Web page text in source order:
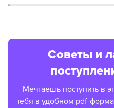
Советы и
Мечтаешь поступить в
тебя в удобном pdf-